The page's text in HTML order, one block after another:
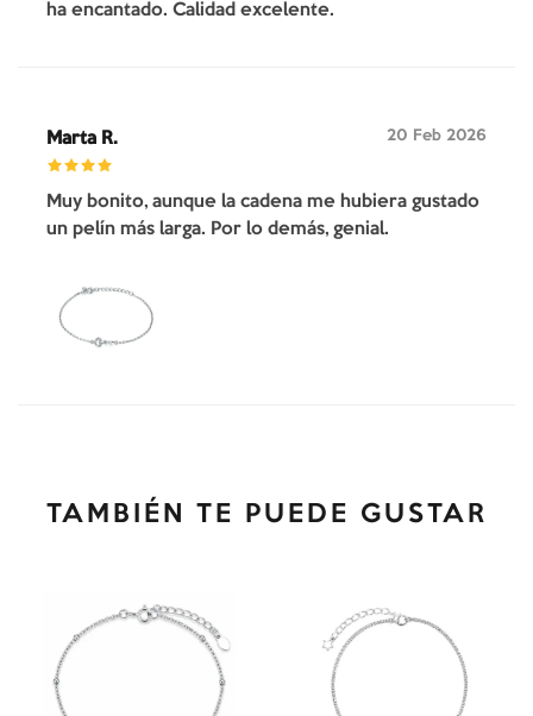
ha encantado. Calidad excelente.
Marta R. 20 Feb 2026
Muy bonito, aunque la cadena me hubiera gustado
un pelín más larga. Por lo demás, genial.
TAMBIÉN TE PUEDE GUSTAR